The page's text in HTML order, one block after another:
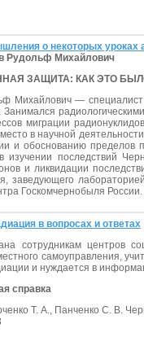
о некоторых уроках
Рудольф Михайлович
ЗАЩИТА: КАК ЭТО
Михайлович —
Занимался
миграции
в научной
и обоснованию пределов
изучении последствий
и ликвидации
заведующего
Госкомчернобыля
в вопросах и ответах
сотрудникам центров
самоуправления,
и нуждается в
справка
Т. А., Панченко С. В.